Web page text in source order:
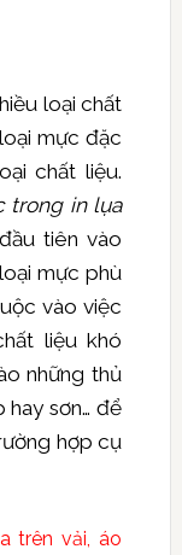
loại chất
mực đặc
chất liệu.
trong in lụa
tiên vào
mực phù
vào việc
liệu khó
những thủ
hay sơn… để
hợp cụ
trên vải, áo